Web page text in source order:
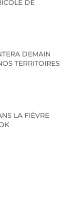
DE
DEMAIN
TERRITOIRES
LA FIÈVRE